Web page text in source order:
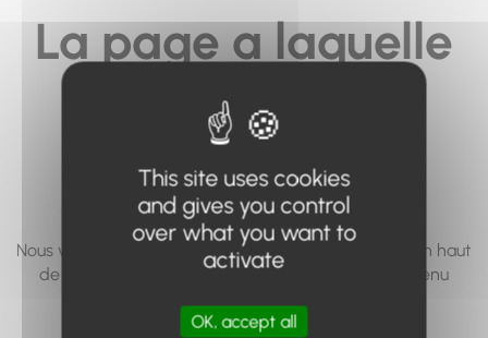
La page a laquelle
vous cherchez à
accéder n'existe
pas... ou plus.
Nous vous invitons à utiliser le moteur de recherche en haut
de page, ou à utiliser le menu pour trouver le contenu
This site uses cookies
and gives you control
over what you want to
activate
OK, accept all